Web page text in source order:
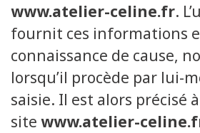
www.atelier-celine.fr.
fournit ces informations
connaissance de cause,
lorsqu’il procède par lui-
saisie. Il est alors précisé
site www.atelier-